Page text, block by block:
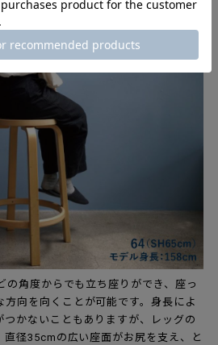
チェアを座り比べてみまし
の角度からでも立ち座りができ、座っ
方向を向くことが可能です。身長によ
つかないこともありますが、レッグの
直径35cmの広い座面がお尻を支え、と